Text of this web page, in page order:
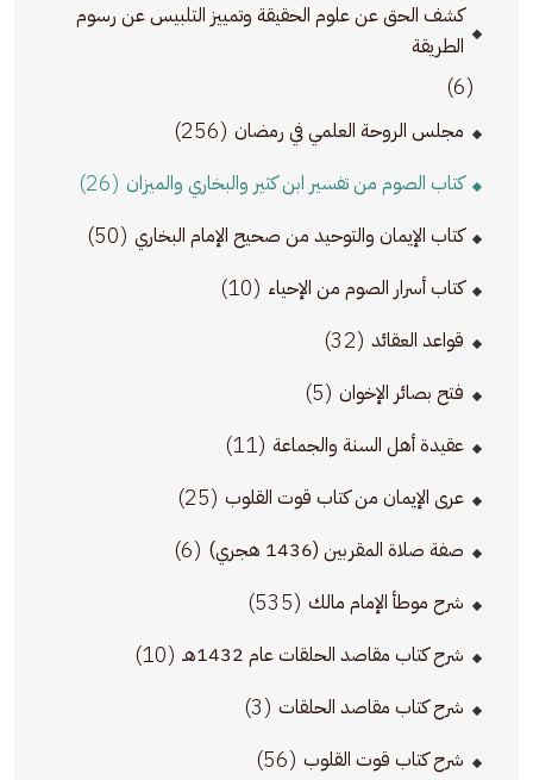
كشف الحق عن علوم الحقيقة وتمييز التلبيس عن رسوم
الطريقة
(6)
مجلس الروحة العلمي في رمضان (256)
كتاب الصوم من تفسير ابن كثير والبخاري والميزان (26)
كتاب الإيمان والتوحيد من صحيح الإمام البخاري (50)
كتاب أسرار الصوم من الإحياء (10)
قواعد العقائد (32)
فتح بصائر الإخوان (5)
عقيدة أهل السنة والجماعة (11)
عرى الإيمان من كتاب قوت القلوب (25)
صفة صلاة المقربين (1436 هجري) (6)
شرح موطأ الإمام مالك (535)
شرح كتاب مقاصد الحلقات عام 1432هـ (10)
شرح كتاب مقاصد الحلقات (3)
شرح كتاب قوت القلوب (56)